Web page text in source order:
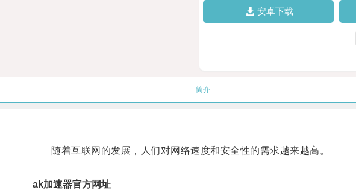
安卓下载
简介
随着互联网的发展，人们对网络速度和安全性的需求越来越高。
ak加速器官方网址